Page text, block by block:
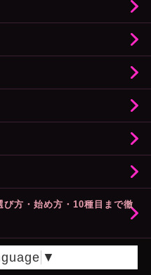
方・始め方・10種目まで徹
▼